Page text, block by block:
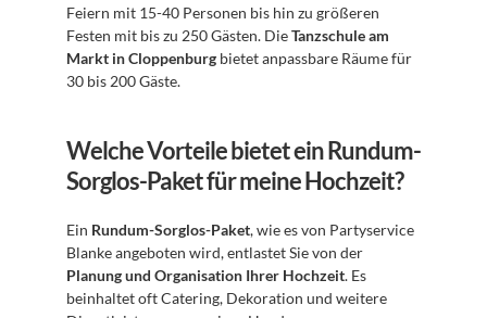
Feiern mit 15-40 Personen bis hin zu größeren
Festen mit bis zu 250 Gästen. Die Tanzschule am
Markt in Cloppenburg bietet anpassbare Räume für
30 bis 200 Gäste.
Welche Vorteile bietet ein Rundum-
Sorglos-Paket für meine Hochzeit?
Ein Rundum-Sorglos-Paket, wie es von Partyservice
Planung und Organisation Ihrer Hochzeit. Es
beinhaltet oft Catering, Dekoration und weitere